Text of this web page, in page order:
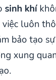
sinh khí
luôn
bảo tạo
xung